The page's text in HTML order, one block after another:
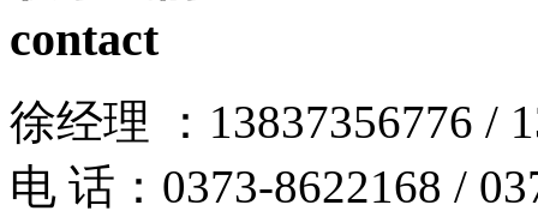
contact
徐经理 ：13837356776 /
电 话：0373-8622168 /